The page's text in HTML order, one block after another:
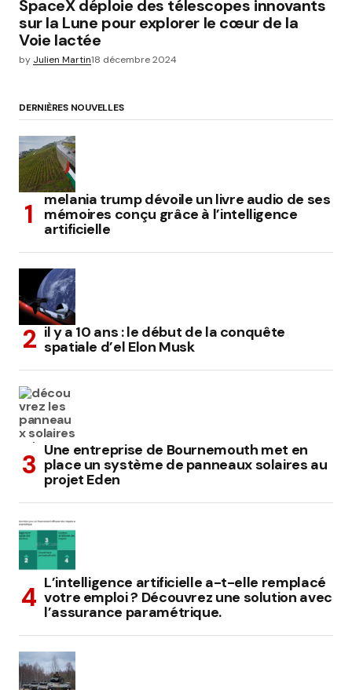
SpaceX déploie des télescopes innovants
sur la Lune pour explorer le cœur de la
Voie lactée
by Julien Martin18 décembre 2024
DERNIÈRES NOUVELLES
melania trump dévoile un livre audio de ses
mémoires conçu grâce à l’intelligence
artificielle
il y a 10 ans : le début de la conquête
spatiale d’el Elon Musk
Une entreprise de Bournemouth met en
place un système de panneaux solaires au
projet Eden
L’intelligence artificielle a-t-elle remplacé
votre emploi ? Découvrez une solution avec
l’assurance paramétrique.